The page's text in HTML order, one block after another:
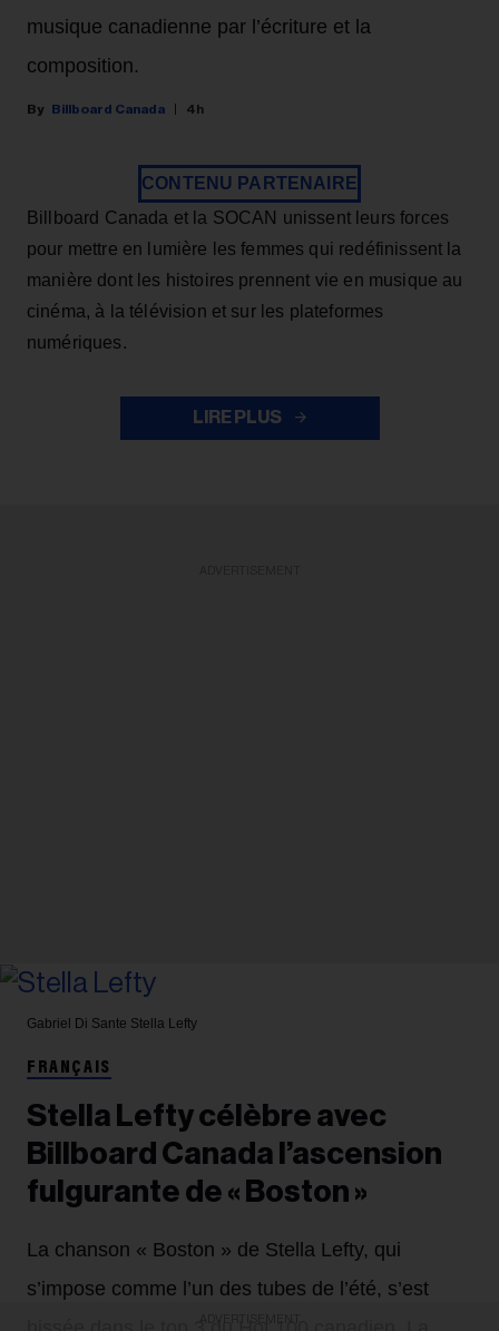
musique canadienne par l’écriture et la
composition.
Billboard Canada 4h
CONTENU PARTENAIRE
Billboard Canada et la SOCAN unissent leurs forces
pour mettre en lumière les femmes qui redéfinissent la
manière dont les histoires prennent vie en musique au
cinéma, à la télévision et sur les plateformes
numériques.
LIRE PLUS
Gabriel Di Sante Stella Lefty
FRANÇAIS
Stella Lefty célèbre avec
Billboard Canada l’ascension
fulgurante de « Boston »
La chanson « Boston » de Stella Lefty, qui
s’impose comme l’un des tubes de l’été, s’est